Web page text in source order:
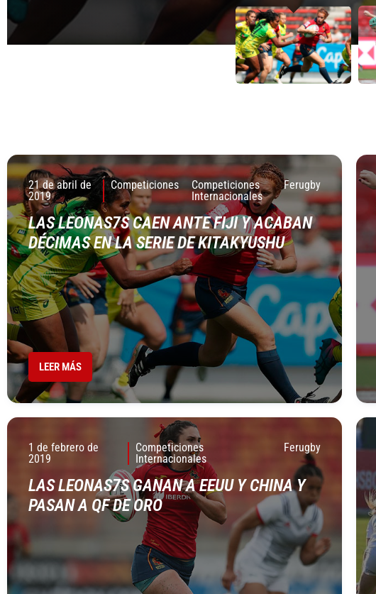
21 de abril de
2019
Competiciones
Competiciones
Internacionales
Ferugby
LAS LEONAS7S CAEN ANTE FIJI Y ACABAN
DÉCIMAS EN LA SERIE DE KITAKYUSHU
LEER MÁS
1 de febrero de
2019
Competiciones
Internacionales
Ferugby
LAS LEONAS7S GANAN A EEUU Y CHINA Y
PASAN A QF DE ORO